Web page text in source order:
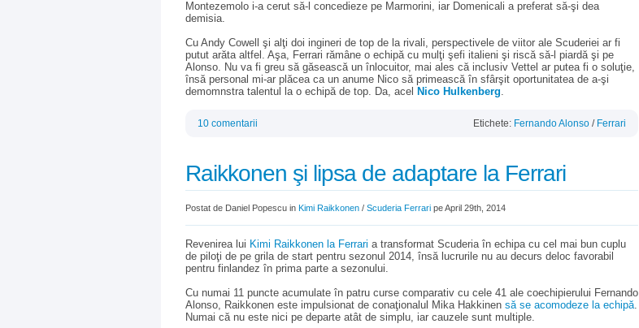
Montezemolo i-a cerut să-l concedieze pe Marmorini, iar Domenicali a preferat să-şi dea
demisia.
Cu Andy Cowell şi alţi doi ingineri de top de la rivali, perspectivele de viitor ale Scuderiei ar fi
putut arăta altfel. Aşa, Ferrari rămâne o echipă cu mulţi şefi italieni şi riscă să-l piardă şi pe
Alonso. Nu va fi greu să găsească un înlocuitor, mai ales că inclusiv Vettel ar putea fi o soluţie,
însă personal mi-ar plăcea ca un anume Nico să primească în sfârşit oportunitatea de a-şi
demomnstra talentul la o echipă de top. Da, acel Nico Hulkenberg.
10 comentarii Etichete: Fernando Alonso / Ferrari
Raikkonen şi lipsa de adaptare la Ferrari
Postat de Daniel Popescu in Kimi Raikkonen / Scuderia Ferrari pe April 29th, 2014
Revenirea lui Kimi Raikkonen la Ferrari a transformat Scuderia în echipa cu cel mai bun cuplu
de piloţi de pe grila de start pentru sezonul 2014, însă lucrurile nu au decurs deloc favorabil
pentru finlandez în prima parte a sezonului.
Cu numai 11 puncte acumulate în patru curse comparativ cu cele 41 ale coechipierului Fernando
Alonso, Raikkonen este impulsionat de conaţionalul Mika Hakkinen să se acomodeze la echipă.
Numai că nu este nici pe departe atât de simplu, iar cauzele sunt multiple.